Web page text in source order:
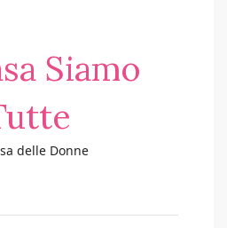
Siamo
delle Donne